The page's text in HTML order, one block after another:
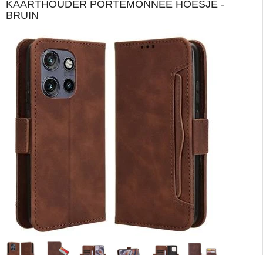
KAARTHOUDER PORTEMONNEE HOESJE -
BRUIN